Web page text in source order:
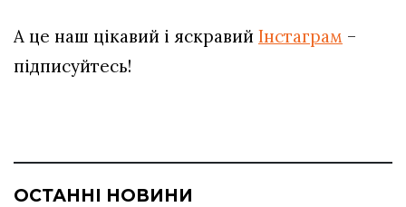
А це наш цікавий і яскравий Інстаграм –
підписуйтесь!
ОСТАННІ НОВИНИ